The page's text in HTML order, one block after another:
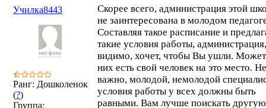
Училка8443
Ранг: Дошколенок
(?)
Группа:
Скорее всего, администрация этой
не заинтересована в молодом
Составляя такое расписание и
такие условия работы, администрация,
видимо, хочет, чтобы Вы ушли.
них есть свой человек на это место. Не
важно, молодой, немолодой
условия работы у всех должны быть
равными. Вам лучше поискать другую